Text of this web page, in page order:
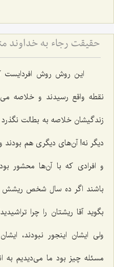
حقیقت رجاء به خداوند
این روش روش افردایست
نقطه واقع رسیدند و خلاصه
زندگیشان خلاصه به بطالت
دیگر نه! آن‌های دیگری هم
و افرادی که با آن‌ها محشور
باشند اگر ده سال شخص ریشش
بگوید آقا ریشتان را چرا
ولی ایشان اینجور نبودند،
مسئله چیز بود ما می‌دیدیم